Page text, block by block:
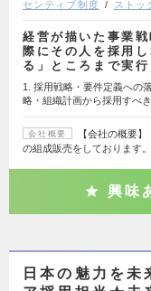
センティブ制度
ストッ
経営が描いた事業
際にその人を採用
る」ところまで実
1. 採用戦略・要件定義への
略・組織計画から採用すべ
会社概要
【会社の概要
の組成販売をしております
興味
日本の魅力を未